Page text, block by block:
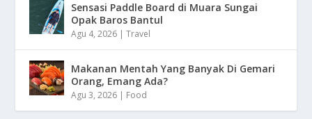
Sensasi Paddle Board di Muara Sungai
Opak Baros Bantul
Agu 4, 2026 |Travel
Makanan Mentah Yang Banyak Di Gemari
Orang, Emang Ada?
Agu 3, 2026 | Food